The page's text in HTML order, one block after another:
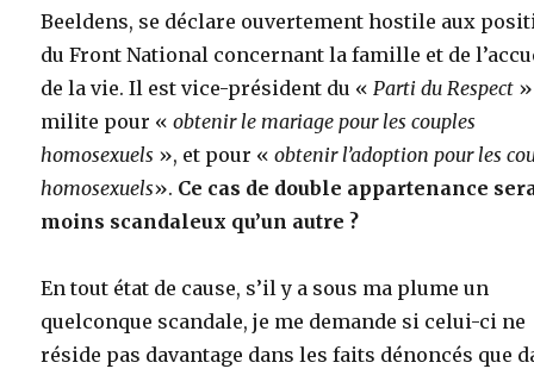
Beeldens, se déclare ouvertement hostile aux
du Front National concernant la famille et de
de la vie. Il est vice-président du «Parti du Respect
milite pour «obtenir le mariage pour les couples
homosexuels », et pour «obtenir l’adoption pour les
homosexuels». Ce cas de double appartenance
moins scandaleux qu’un autre ?
En tout état de cause, s’il y a sous ma plume un
quelconque scandale, je me demande si celui-ci ne
réside pas davantage dans les faits dénoncés que